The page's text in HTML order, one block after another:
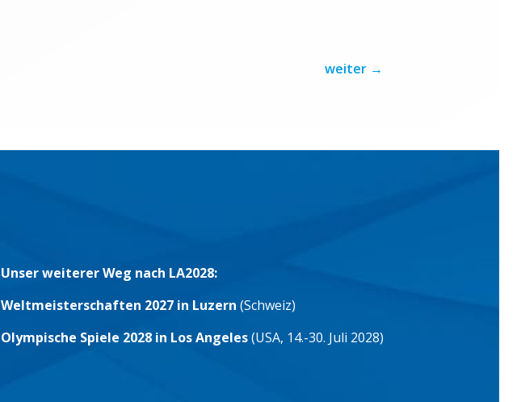
weiter →
Unser weiterer Weg nach LA2028:
Weltmeisterschaften 2027 in Luzern (Schweiz)
Olympische Spiele 2028 in Los Angeles(USA, 14.-30. Juli 2028)